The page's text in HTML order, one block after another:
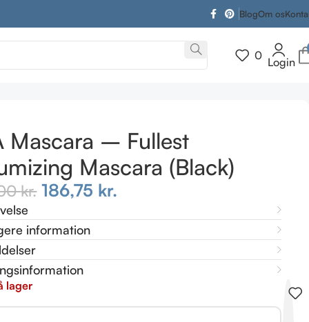
BlogOm os
0 Login
Mascara – Fullest
Mascara (Black)
kr. 186,75 kr.
information
lager